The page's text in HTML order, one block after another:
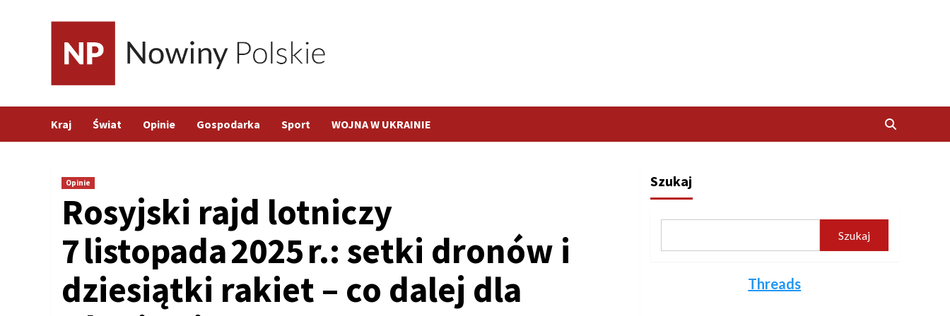
Kraj Świat Opinie Gospodarka Sport WOJNA W UKRAINIE
Opinie
Rosyjski rajd lotniczy
7 listopada 2025 r.: setki dronów i
dziesiątki rakiet – co dalej dla
Szukaj
Szukaj
Threads